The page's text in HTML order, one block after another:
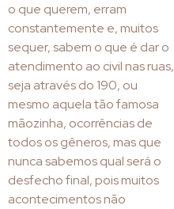
o que querem, erram
constantemente e, muitos
sequer, sabem o que é dar o
atendimento ao civil nas ruas,
seja através do 190, ou
mesmo aquela tão famosa
mãozinha, ocorrências de
todos os gêneros, mas que
nunca sabemos qual será o
desfecho final, pois muitos
acontecimentos não